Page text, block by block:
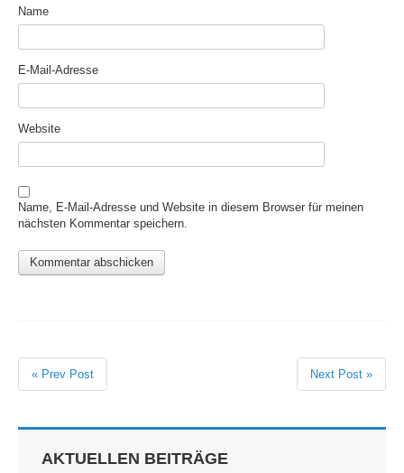
Name
E-Mail-Adresse
Website
Name, E-Mail-Adresse und Website in diesem Browser für meinen
nächsten Kommentar speichern.
« Prev Post Next Post »
AKTUELLEN BEITRÄGE